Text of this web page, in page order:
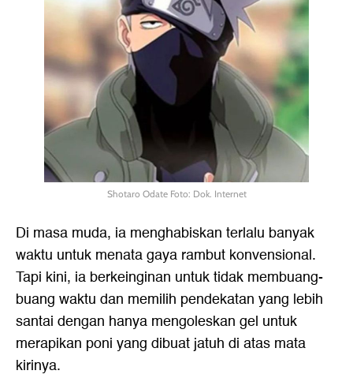
Shotaro Odate Foto: Dok. Internet
Di masa muda, ia menghabiskan terlalu banyak
waktu untuk menata gaya rambut konvensional.
Tapi kini, ia berkeinginan untuk tidak membuang-
buang waktu dan memilih pendekatan yang lebih
santai dengan hanya mengoleskan gel untuk
merapikan poni yang dibuat jatuh di atas mata
kirinya.